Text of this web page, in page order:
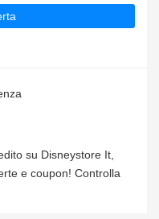
su Disneystore It,
e coupon! Controlla